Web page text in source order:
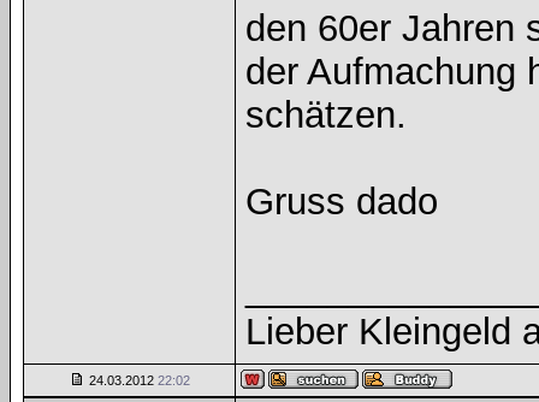
den 60er Jahren
der Aufmachung
schätzen.
Gruss dado
Lieber Kleingeld
24.03.2012 22:02